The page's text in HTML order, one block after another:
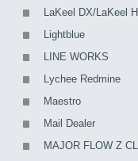
4. アプリケーショ
を追加する」をクリ
LaKeel DX/LaKeel
Lightblue
LINE WORKS
Lychee Redmine
Maestro
Mail Dealer
MAJOR FLOW Z